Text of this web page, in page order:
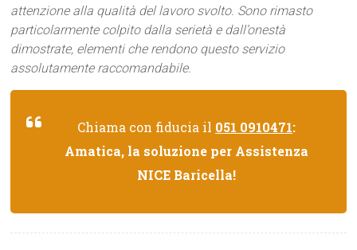
attenzione alla qualità del lavoro svolto. Sono rimasto
particolarmente colpito dalla serietà e dall’onestà
dimostrate, elementi che rendono questo servizio
assolutamente raccomandabile.
Chiama con fiducia il 051 0910471:
Amatica, la soluzione per Assistenza
NICE Baricella!